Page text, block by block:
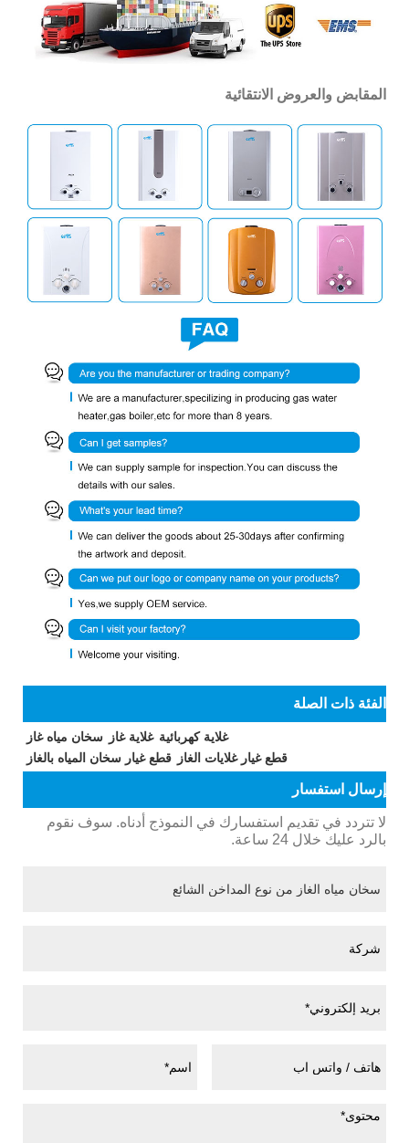
المقابض والعروض الانتقائية
الفئة ذات الصلة
سخان مياه غاز غلاية غاز غلاية كهربائية
قطع غيار سخان المياه بالغاز
قطع غيار غلايات الغاز
إرسال استفسار
لا تتردد في تقديم استفسارك في النموذج أدناه. سوف نقوم
بالرد عليك خلال 24 ساعة.